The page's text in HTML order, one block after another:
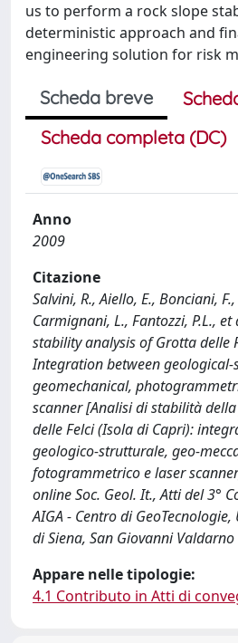
us to perform a rock slope
deterministic approach and
engineering solution for risk
Scheda breve
Scheda completa (DC)
Anno
2009
Citazione
Salvini, R., Aiello, E., Bonciani,
Carmignani, L., Fantozzi, P.L.,
stability analysis of Grotta delle
Integration between
geomechanical,
scanner [Analisi di stabilità
delle Felci (Isola di Capri):
geologico-strutturale, geo-
fotogrammetrico e laser
online Soc. Geol. It., Atti del 3°
AIGA - Centro di
di Siena, San Giovanni
Appare nelle tipologie:
4.1 Contributo in Atti di